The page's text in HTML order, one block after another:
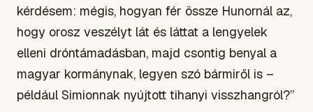
kérdésem: mégis, hogyan fér össze Hunornál az,
hogy orosz veszélyt lát és láttat a lengyelek
elleni dróntámadásban, majd csontig benyal a
magyar kormánynak, legyen szó bármiről is –
például Simionnak nyújtott tihanyi visszhangról?”